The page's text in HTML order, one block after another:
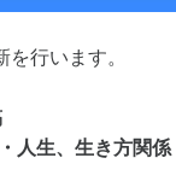
行います。
人生、生き方関